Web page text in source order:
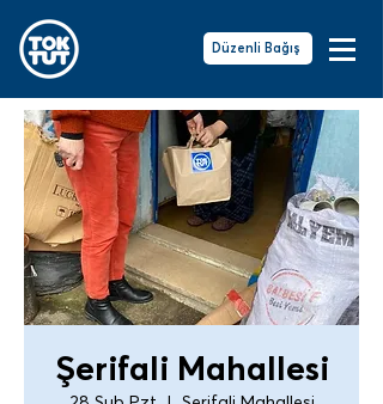
Düzenli Bağış
Şerifali Mahallesi